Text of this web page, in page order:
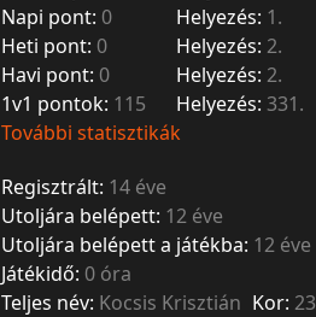
Napi pont: 0 Helyezés: 1.
Heti pont: 0 Helyezés: 2.
Havi pont: 0 Helyezés: 2.
1v1 pontok: 115 Helyezés: 331.
További statisztikák
Regisztrált: 14 éve
Utoljára belépett: 12 éve
Utoljára belépett a játékba: 12 éve
Játékidő: 0 óra
Teljes név: Kocsis Krisztián Kor: 23